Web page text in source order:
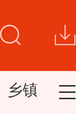
乡镇新闻